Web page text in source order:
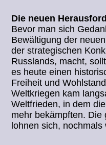
Die neuen
Bevor man sich
Bewältigung der
der strategischen
Russlands, macht,
es heute einen
Freiheit und
Weltkriegen kam
Weltfrieden, in dem
mehr bekämpften. Die
lohnen sich,